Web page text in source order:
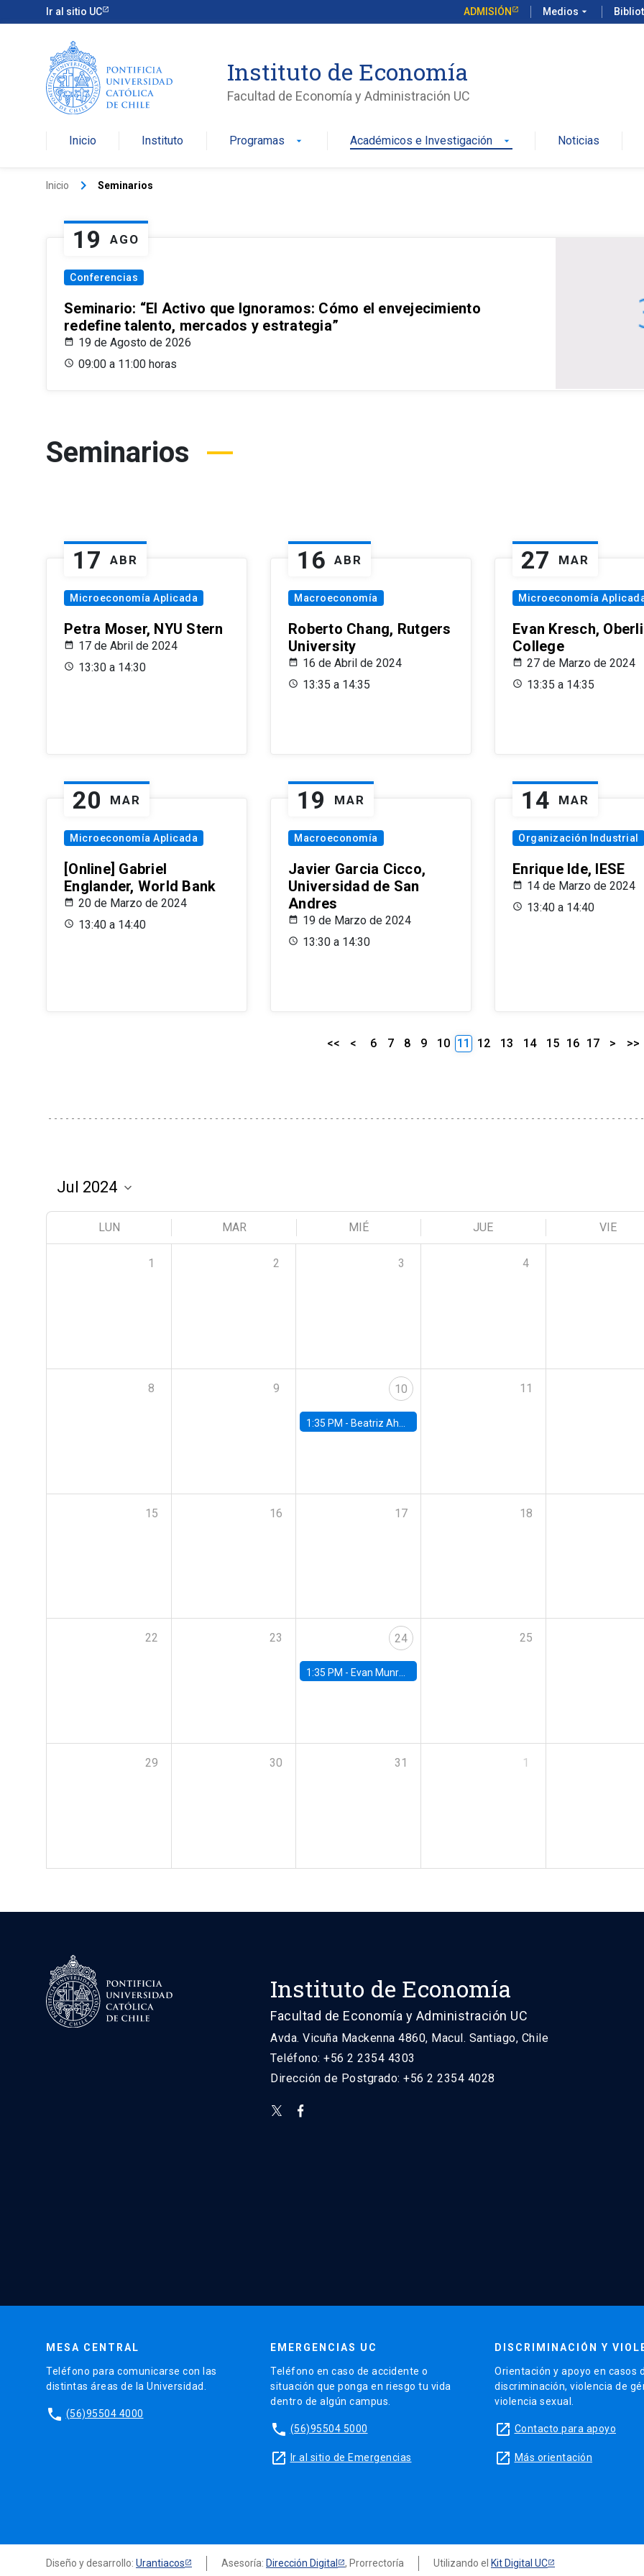
Ir al sitio UC ADMISIÓN Medios arrow_drop_down
Instituto de Economía
Facultad de Economía y Administración UC
Inicio Instituto Programas arrow_drop_down Académicos e Investigación arrow_drop_down Noticias
Inicio keyboard_arrow_right Seminarios
19 AGO
Conferencias
Seminario: “El Activo que Ignoramos: Cómo el envejecimiento
redefine talento, mercados y estrategia”
19 de Agosto de 2026
09:00 a 11:00 horas
Seminarios
17 ABR
Microeconomía Aplicada
Petra Moser, NYU Stern
17 de Abril de 2024
13:30 a 14:30
16 ABR
Macroeconomía
Roberto Chang, Rutgers
University
16 de Abril de 2024
13:35 a 14:35
27 MAR
Microeconomía
Evan Kresch,
College
27 de Marzo de 2024
13:35 a 14:35
20 MAR
Microeconomía Aplicada
[Online] Gabriel
Englander, World Bank
20 de Marzo de 2024
13:40 a 14:40
19 MAR
Macroeconomía
Javier Garcia Cicco,
Universidad de San
Andres
19 de Marzo de 2024
13:30 a 14:30
14 MAR
Organización Industrial
Enrique Ide, IESE
14 de Marzo de 2024
13:40 a 14:40
<< < 6 7 8 9 10 11 12 13 14 15 16 17 > >>
LUN MAR MIÉ JUE VIE
1 2 3 4
8 9 10
1:35 PM - Beatriz Ahumada, PhD candidate, Universidad de Pittsburgh
11
15 16 17 18
22 23 24
1:35 PM - Evan Munro, Neyman Visiting Assistant Professor in the Department of Statistics at UC Berkeley
25
29 30 31 1
Instituto de Economía
Facultad de Economía y Administración UC
Avda. Vicuña Mackenna 4860, Macul. Santiago, Chile
Teléfono: +56 2 2354 4303
Dirección de Postgrado: +56 2 2354 4028
MESA CENTRAL
Teléfono para comunicarse con las
distintas áreas de la Universidad.
phone (56)95504 4000
EMERGENCIAS UC
Teléfono en caso de accidente o
situación que ponga en riesgo tu vida
dentro de algún campus.
phone (56)95504 5000
launch Ir al sitio de Emergencias
DISCRIMINACIÓN Y
Orientación y apoyo en casos
discriminación, violencia de
violencia sexual.
launch Contacto para apoyo
launch Más orientación
Diseño y desarrollo: Urantiacos Asesoría: Dirección Digital , Prorrectoría Utilizando el Kit Digital UC